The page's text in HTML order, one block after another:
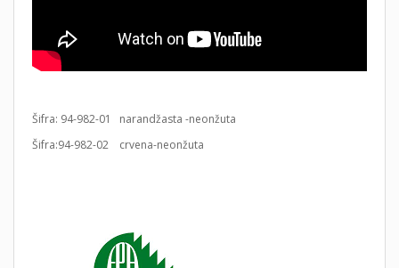
Šifra: 94-982-01 narandžasta -neonžuta
Šifra:94-982-02 crvena-neonžuta